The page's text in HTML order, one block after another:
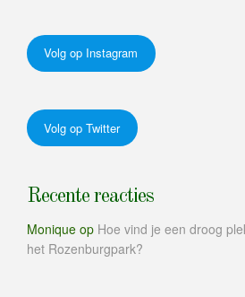
Volg op Instagram
Volg op Twitter
Recente reacties
Monique op Hoe vind je een droog
het Rozenburgpark?